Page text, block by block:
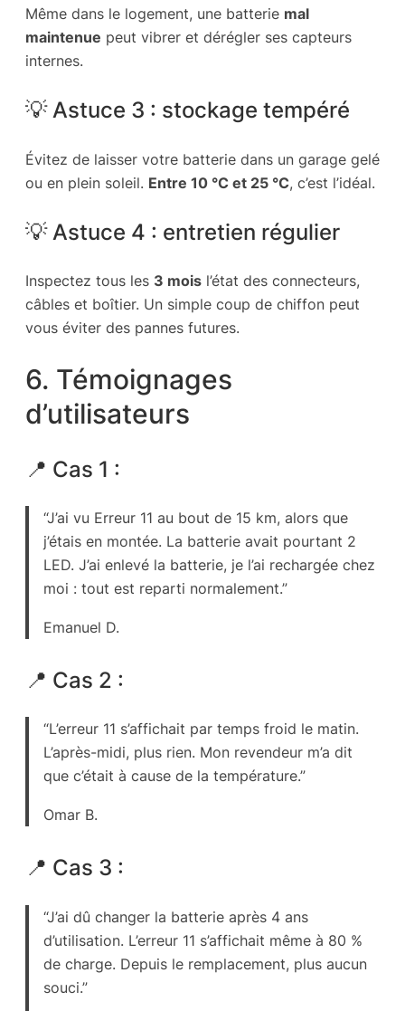
Même dans le logement, une batterie mal
maintenue peut vibrer et dérégler ses capteurs
internes.
💡 Astuce 3 : stockage tempéré
Évitez de laisser votre batterie dans un garage gelé
ou en plein soleil. Entre 10 °C et 25 °C, c’est l’idéal.
💡 Astuce 4 : entretien régulier
Inspectez tous les 3 mois l’état des connecteurs,
câbles et boîtier. Un simple coup de chiffon peut
vous éviter des pannes futures.
6. Témoignages
d’utilisateurs
📍 Cas 1 :
“J’ai vu Erreur 11 au bout de 15 km, alors que
j’étais en montée. La batterie avait pourtant 2
LED. J’ai enlevé la batterie, je l’ai rechargée chez
moi : tout est reparti normalement.”
Emanuel D.
📍 Cas 2 :
“L’erreur 11 s’affichait par temps froid le matin.
L’après-midi, plus rien. Mon revendeur m’a dit
que c’était à cause de la température.”
Omar B.
📍 Cas 3 :
“J’ai dû changer la batterie après 4 ans
d’utilisation. L’erreur 11 s’affichait même à 80 %
de charge. Depuis le remplacement, plus aucun
souci.”